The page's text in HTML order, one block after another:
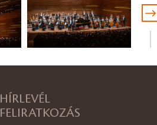
HÍRLEVÉL
FELIRATKOZÁS